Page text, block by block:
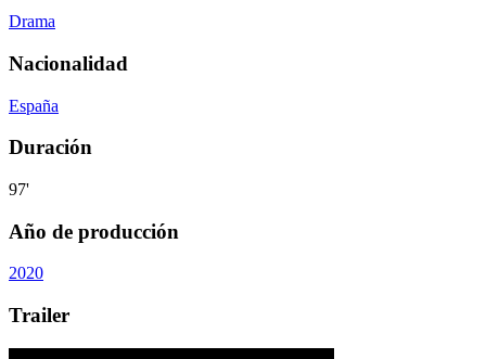
Drama
Nacionalidad
España
Duración
97'
Año de producción
2020
Trailer